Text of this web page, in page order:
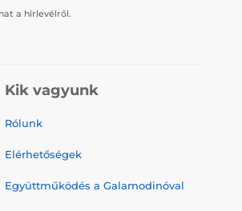
a hírlevélről.
Kik vagyunk
Rólunk
Elérhetőségek
Együttműködés a Galamodinóval